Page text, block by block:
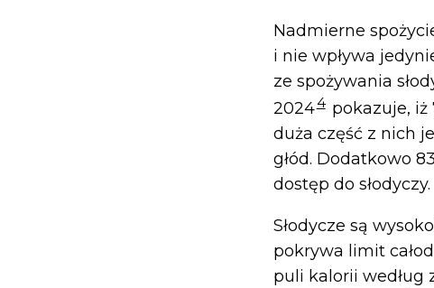
Nadmierne
i nie wpływa
ze spożywania
20244 pokazuje, iż
duża część z nich
głód. Dodatkowo
dostęp do słodyczy.
Słodycze są
pokrywa limit
puli kalorii według